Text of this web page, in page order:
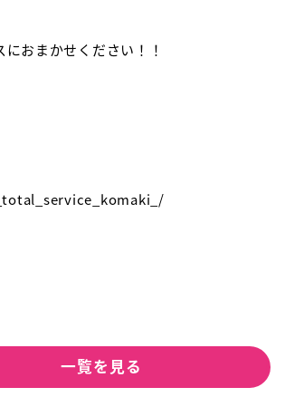
おまかせください！！
一覧を見る